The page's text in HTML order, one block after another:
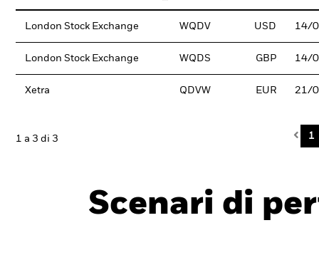
London Stock Exchange WQDV USD 14/
London Stock Exchange WQDS GBP 14/
Xetra QDVW EUR 21/
1 a 3 di 3 1
Scenari di